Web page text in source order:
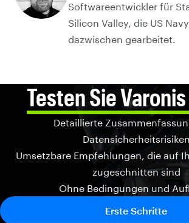
Softwareentwickler für
Silicon Valley, die US
dazwischen gearbeitet.
Testen Sie
Detaillierte
Datensicherheitsrisiken
Umsetzbare Empfehlungen, die auf
zugeschnitten sind
Ohne Bedingungen und
Erste Schritte